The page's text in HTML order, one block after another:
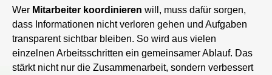
Wer Mitarbeiter koordinieren will, muss dafür sorgen,
dass Informationen nicht verloren gehen und Aufgaben
transparent sichtbar bleiben. So wird aus vielen
einzelnen Arbeitsschritten ein gemeinsamer Ablauf. Das
stärkt nicht nur die Zusammenarbeit, sondern verbessert